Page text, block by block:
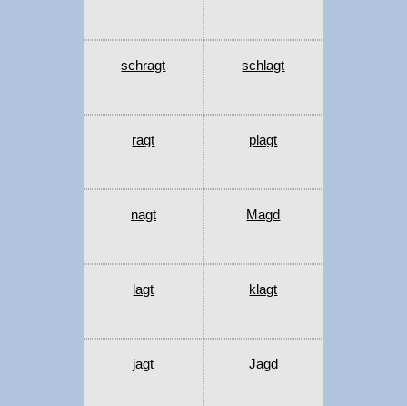
schragt schlagt
ragt plagt
nagt Magd
lagt klagt
jagt Jagd